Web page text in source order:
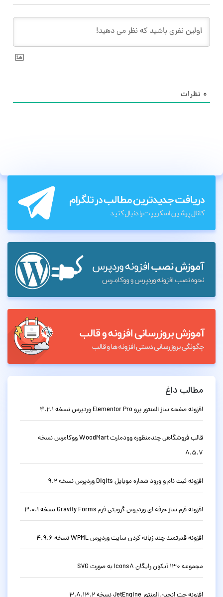
۰ نظرات
مطالب داغ
افزونه صفحه ساز المنتور پرو Elementor Pro وردپرس نسخه 4.2.1
قالب فروشگاهی چندمنظوره وودمارت WoodMart ووکامرس نسخه
8.5.7
افزونه ثبت نام و ورود شماره موبایل Digits وردپرس نسخه 9.2
افزونه فرم ساز حرفه ای وردپرس گرویتی فرم Gravity Forms نسخه 3.0.1
افزونه قدرتمند چند زبانه کردن سایت وردپرس WPML نسخه 4.9.6
مجموعه 130 آیکون رایگان Icons8 به صورت SVG
افزونه جت انجین المنتور JetEngine نسخه 3.8.13.2